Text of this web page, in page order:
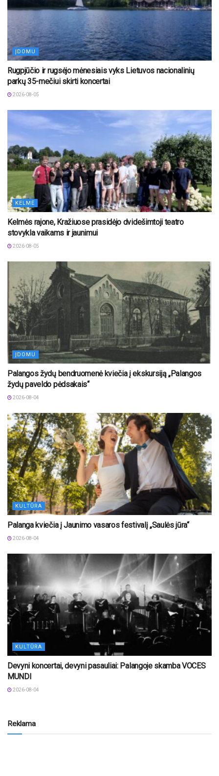
ĮDOMU
Rugpjūčio ir rugsėjo mėnesiais vyks Lietuvos nacionalinių
parkų 35-mečiui skirti koncertai
2026-08-05
KELMĖ
Kelmės rajone, Kražiuose prasidėjo dvidešimtoji teatro
stovykla vaikams ir jaunimui
2026-08-05
ĮDOMU
Palangos žydų bendruomenė kviečia į ekskursiją „Palangos
žydų paveldo pėdsakais“
2026-08-04
KULTŪRA
Palanga kviečia į Jaunimo vasaros festivalį „Saulės jūra“
2026-08-04
KULTŪRA
Devyni koncertai, devyni pasauliai: Palangoje skamba VOCES
MUNDI
2026-08-04
Reklama